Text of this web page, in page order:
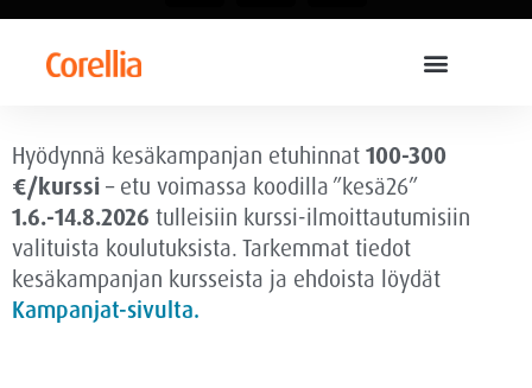
Hyödynnä kesäkampanjan etuhinnat 100-300
€/kurssi – etu voimassa koodilla ”kesä26”
1.6.-14.8.2026 tulleisiin kurssi-ilmoittautumisiin
valituista koulutuksista. Tarkemmat tiedot
kesäkampanjan kursseista ja ehdoista löydät
Kampanjat-sivulta.